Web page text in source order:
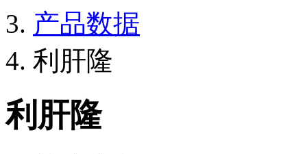
产品数据
利肝隆
利肝隆